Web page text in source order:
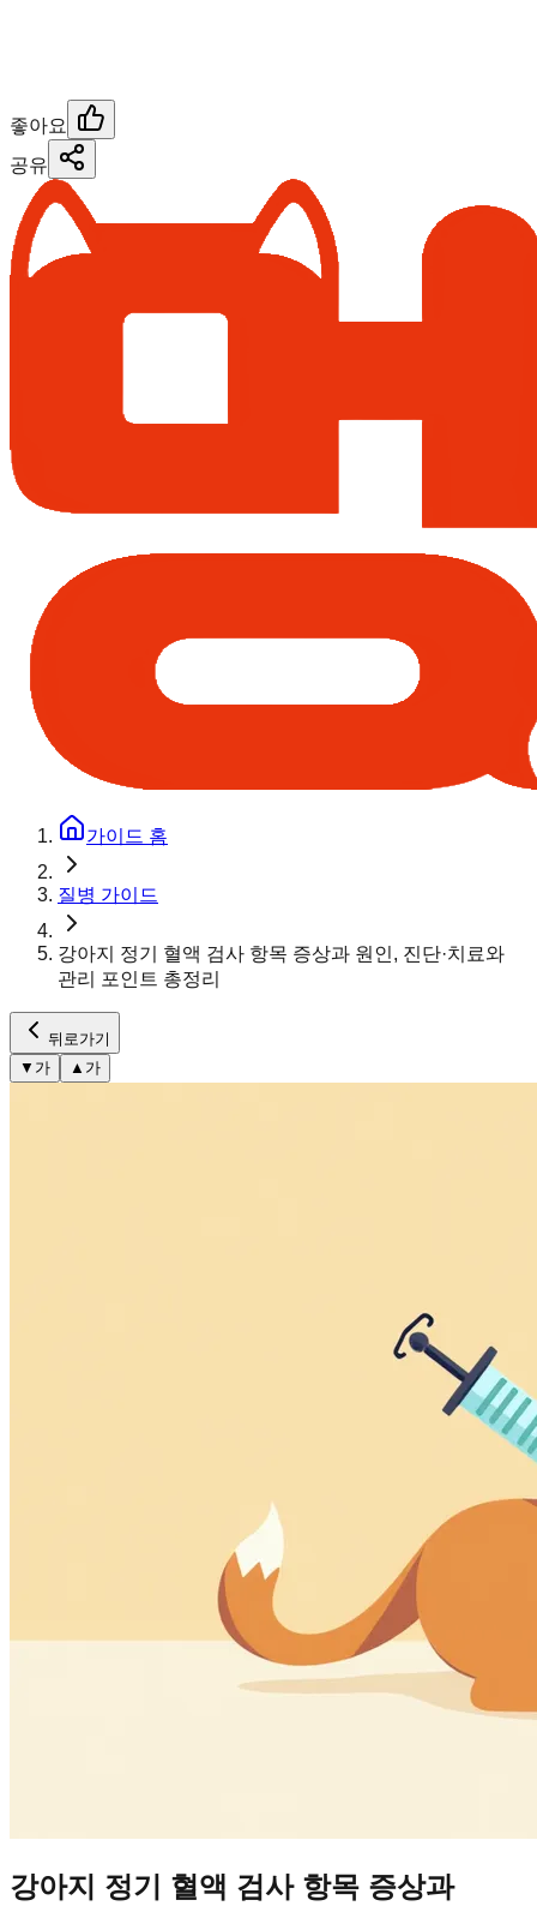
좋아요
공유
가이드 홈
질병 가이드
강아지 정기 혈액 검사 항목 증상과 원인, 진단·치료와
관리 포인트 총정리
뒤로가기
▼ 가 ▲ 가
강아지 정기 혈액 검사 항목 증상과